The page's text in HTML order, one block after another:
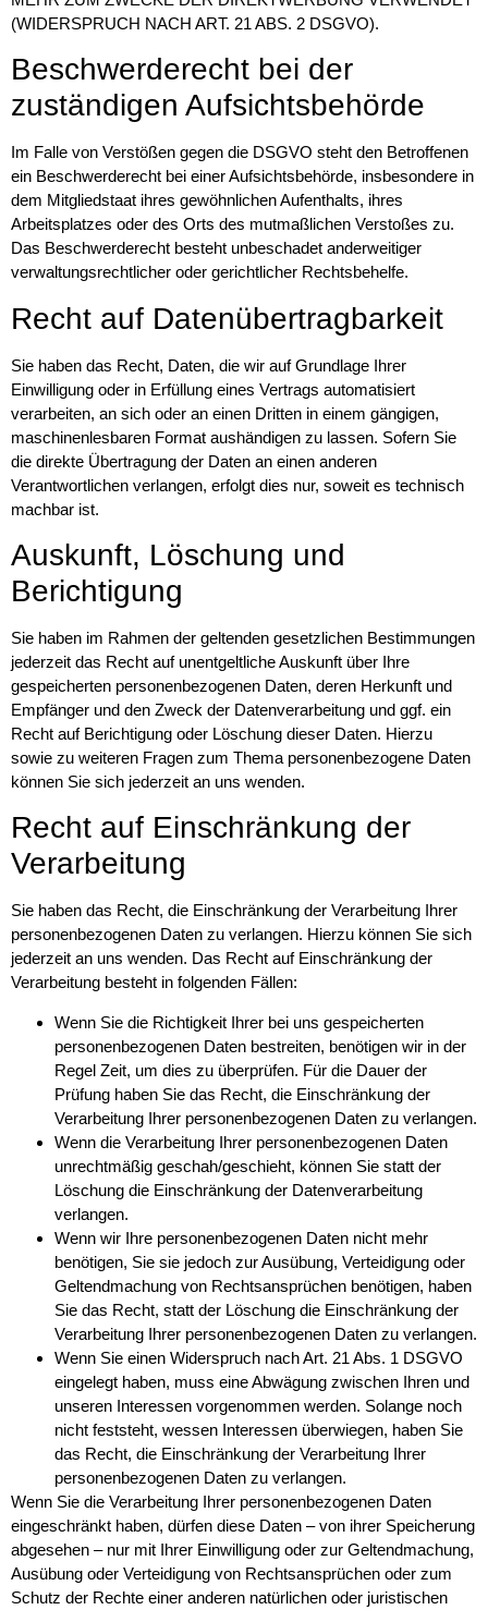
(WIDERSPRUCH NACH ART. 21 ABS. 2 DSGVO).
Beschwerde­recht bei der
zuständigen Aufsichts­behörde
Im Falle von Verstößen gegen die DSGVO steht den Betroffenen
ein Beschwerderecht bei einer Aufsichtsbehörde, insbesondere in
dem Mitgliedstaat ihres gewöhnlichen Aufenthalts, ihres
Arbeitsplatzes oder des Orts des mutmaßlichen Verstoßes zu.
Das Beschwerderecht besteht unbeschadet anderweitiger
verwaltungsrechtlicher oder gerichtlicher Rechtsbehelfe.
Recht auf Daten­übertrag­barkeit
Sie haben das Recht, Daten, die wir auf Grundlage Ihrer
Einwilligung oder in Erfüllung eines Vertrags automatisiert
verarbeiten, an sich oder an einen Dritten in einem gängigen,
maschinenlesbaren Format aushändigen zu lassen. Sofern Sie
die direkte Übertragung der Daten an einen anderen
Verantwortlichen verlangen, erfolgt dies nur, soweit es technisch
machbar ist.
Auskunft, Löschung und
Berichtigung
Sie haben im Rahmen der geltenden gesetzlichen Bestimmungen
jederzeit das Recht auf unentgeltliche Auskunft über Ihre
gespeicherten personenbezogenen Daten, deren Herkunft und
Empfänger und den Zweck der Datenverarbeitung und ggf. ein
Recht auf Berichtigung oder Löschung dieser Daten. Hierzu
sowie zu weiteren Fragen zum Thema personenbezogene Daten
können Sie sich jederzeit an uns wenden.
Recht auf Einschränkung der
Verarbeitung
Sie haben das Recht, die Einschränkung der Verarbeitung Ihrer
personenbezogenen Daten zu verlangen. Hierzu können Sie sich
jederzeit an uns wenden. Das Recht auf Einschränkung der
Verarbeitung besteht in folgenden Fällen:
Wenn Sie die Richtigkeit Ihrer bei uns gespeicherten
personenbezogenen Daten bestreiten, benötigen wir in der
Regel Zeit, um dies zu überprüfen. Für die Dauer der
Prüfung haben Sie das Recht, die Einschränkung der
Verarbeitung Ihrer personenbezogenen Daten zu verlangen.
Wenn die Verarbeitung Ihrer personenbezogenen Daten
unrechtmäßig geschah/geschieht, können Sie statt der
Löschung die Einschränkung der Datenverarbeitung
verlangen.
Wenn wir Ihre personenbezogenen Daten nicht mehr
benötigen, Sie sie jedoch zur Ausübung, Verteidigung oder
Geltendmachung von Rechtsansprüchen benötigen, haben
Sie das Recht, statt der Löschung die Einschränkung der
Verarbeitung Ihrer personenbezogenen Daten zu verlangen.
Wenn Sie einen Widerspruch nach Art. 21 Abs. 1 DSGVO
eingelegt haben, muss eine Abwägung zwischen Ihren und
unseren Interessen vorgenommen werden. Solange noch
nicht feststeht, wessen Interessen überwiegen, haben Sie
das Recht, die Einschränkung der Verarbeitung Ihrer
personenbezogenen Daten zu verlangen.
Wenn Sie die Verarbeitung Ihrer personenbezogenen Daten
eingeschränkt haben, dürfen diese Daten – von ihrer Speicherung
abgesehen – nur mit Ihrer Einwilligung oder zur Geltendmachung,
Ausübung oder Verteidigung von Rechtsansprüchen oder zum
Schutz der Rechte einer anderen natürlichen oder juristischen